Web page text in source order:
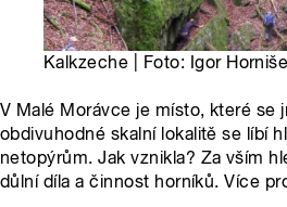
Kalkzeche | Foto: Igor
V Malé Morávce je místo, které se
obdivuhodné skalní lokalitě se líbí
netopýrům. Jak vznikla? Za vším
důlní díla a činnost horníků. Více